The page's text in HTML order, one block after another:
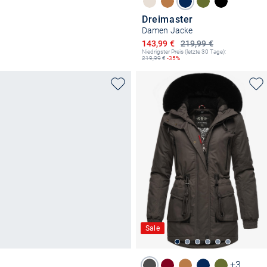
Dreimaster
Damen Jacke
219,99 €
Ermäßigter Preis
143,99 €
Niedrigster Preis (letzte 30 Tage):
219,99€ -35%
Sale